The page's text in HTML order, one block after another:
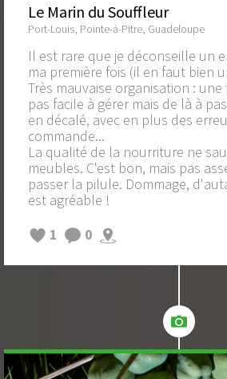
Le Marin du Souffleur
Port-Louis, Pointe-à-Pitre, Guadeloupe
Il est rare que je déconseille un
ma première fois (il en faut bien
Très mauvaise organisation :
pas facile à gérer mais de là à
en décalé, avec en plus des
commande...
La qualité de la nourriture ne
meubles. C'est bon, mais pas
passer la pilule. Dommage,
est agréable !
1
0